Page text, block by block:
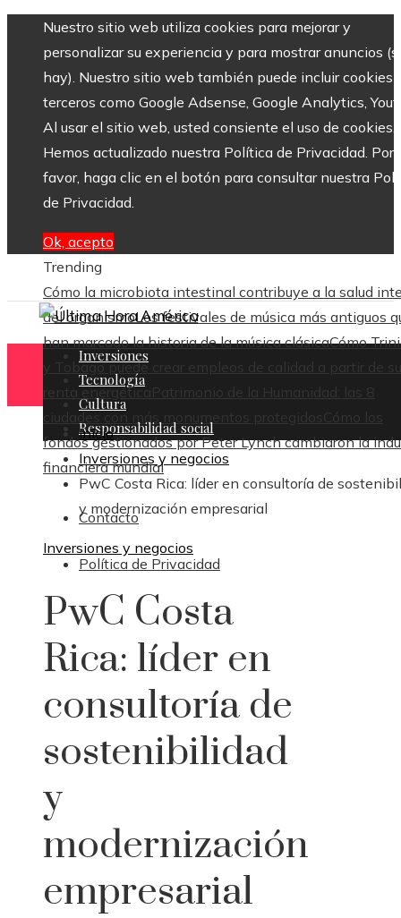
Nuestro sitio web utiliza cookies para mejorar y
personalizar su experiencia y para mostrar anuncios
hay). Nuestro sitio web también puede incluir cookies
terceros como Google Adsense, Google Analytics,
Al usar el sitio web, usted consiente el uso de cookies.
Hemos actualizado nuestra Política de Privacidad. Por
favor, haga clic en el botón para consultar nuestra
de Privacidad.
Ok, acepto
Trending
Cómo la microbiota intestinal contribuye a la salud
del organismoLos festivales de música más antiguos
han marcado la historia de la música clásicaCómo
y Tobago puede crear empleos de calidad a partir de su
renta energética Patrimonio de la Humanidad: las 8
ciudades con más monumentos protegidos
Cómo los
fondos gestionados por Peter Lynch cambiaron la
financiera mundial
Contacto
Política de Privacidad
Inversiones
Tecnología
Cultura
Responsabilidad social
Inicio
Inversiones y negocios
PwC Costa Rica: líder en consultoría de
y modernización empresarial
Inversiones y negocios
PwC Costa
Rica: líder en
consultoría de
sostenibilidad
y
modernización
empresarial